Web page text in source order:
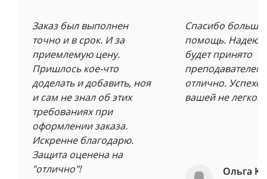
Заказ был выполнен
точно и в срок. И за
приемлемую цену.
Пришлось кое-что
доделать и добавить, ноя
и сам не знал об этих
требованиях при
оформлении заказа.
Искренне благодарю.
Защита оценена на
"отлично"!
Спасибо
помощь.
будет принято
преподавателем
отлично.
вашей не легкой
Ольга